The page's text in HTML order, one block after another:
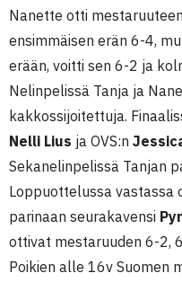
Nanette otti
ensimmäisen erän 6-4,
erään, voitti sen 6-2 ja
Nelinpelissä Tanja ja
kakkossijoitettuja.
Nelli Lius ja OVS:n
Sekanelinpelissä Tanjan
Loppuottelussa vastassa
parinaan seurakavensi
ottivat mestaruuden 6-2,
Poikien alle 16v Suomen